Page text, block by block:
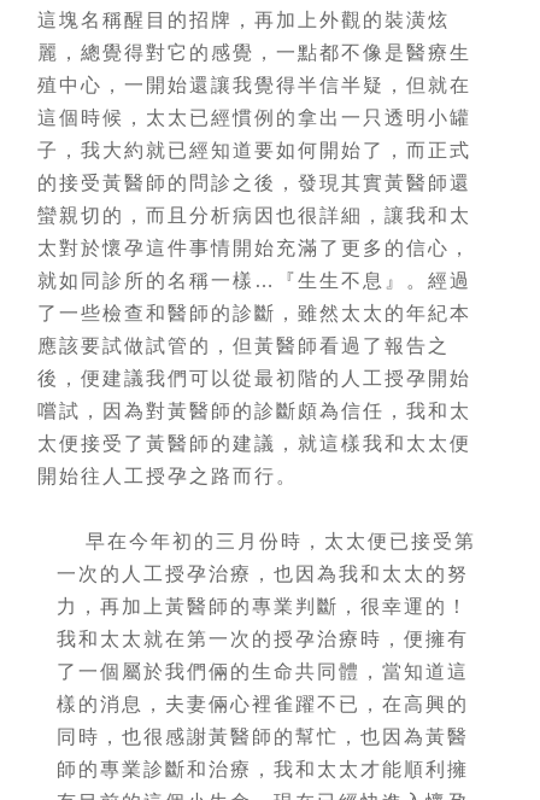
這塊名稱醒目的招牌，再加上外觀的裝潢炫
麗，總覺得對它的感覺，一點都不像是醫療生
殖中心，一開始還讓我覺得半信半疑，但就在
這個時候，太太已經慣例的拿出一只透明小罐
子，我大約就已經知道要如何開始了，而正式
的接受黃醫師的問診之後，發現其實黃醫師還
蠻親切的，而且分析病因也很詳細，讓我和太
太對於懷孕這件事情開始充滿了更多的信心，
就如同診所的名稱一樣…『生生不息』。經過
了一些檢查和醫師的診斷，雖然太太的年紀本
應該要試做試管的，但黃醫師看過了報告之
後，便建議我們可以從最初階的人工授孕開始
嚐試，因為對黃醫師的診斷頗為信任，我和太
太便接受了黃醫師的建議，就這樣我和太太便
開始往人工授孕之路而行。
早在今年初的三月份時，太太便已接受第
一次的人工授孕治療，也因為我和太太的努
力，再加上黃醫師的專業判斷，很幸運的！
我和太太就在第一次的授孕治療時，便擁有
了一個屬於我們倆的生命共同體，當知道這
樣的消息，夫妻倆心裡雀躍不已，在高興的
同時，也很感謝黃醫師的幫忙，也因為黃醫
師的專業診斷和治療，我和太太才能順利擁